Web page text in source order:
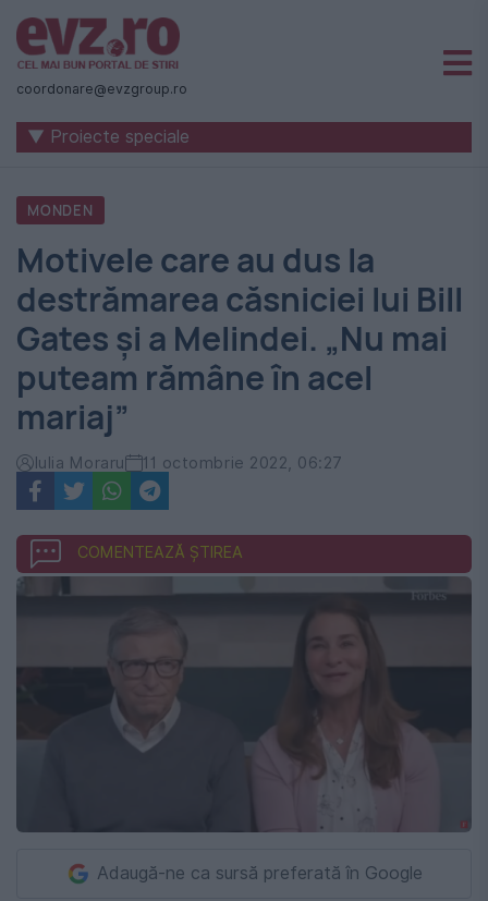
Știri
naționale
internaționale
România
-
Evenimentul
Zilei
coordonare@evzgroup.ro
▼ Proiecte speciale
MONDEN
Motivele care au dus la
destrămarea căsniciei lui Bill
Gates și a Melindei. „Nu mai
puteam rămâne în acel
mariaj”
Iulia Moraru 11 octombrie 2022, 06:27
COMENTEAZĂ ȘTIREA
Adaugă-ne ca sursă preferată în Google